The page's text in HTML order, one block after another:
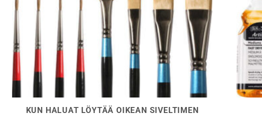
KUN HALUAT LÖYTÄÄ OIKEAN SIVELTIMEN